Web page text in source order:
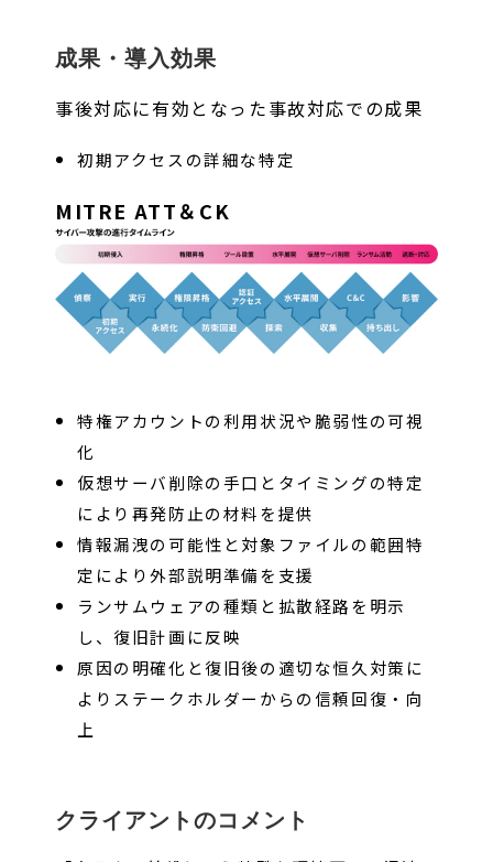
成果・導入効果
事後対応に有効となった事故対応での成果
初期アクセスの詳細な特定
MITRE ATT＆CK
特権アカウントの利用状況や脆弱性の可視
化
仮想サーバ削除の手口とタイミングの特定
により再発防止の材料を提供
情報漏洩の可能性と対象ファイルの範囲特
定により外部説明準備を支援
ランサムウェアの種類と拡散経路を明示
し、復旧計画に反映
原因の明確化と復旧後の適切な恒久対策に
よりステークホルダーからの信頼回復・向
上
クライアントのコメント